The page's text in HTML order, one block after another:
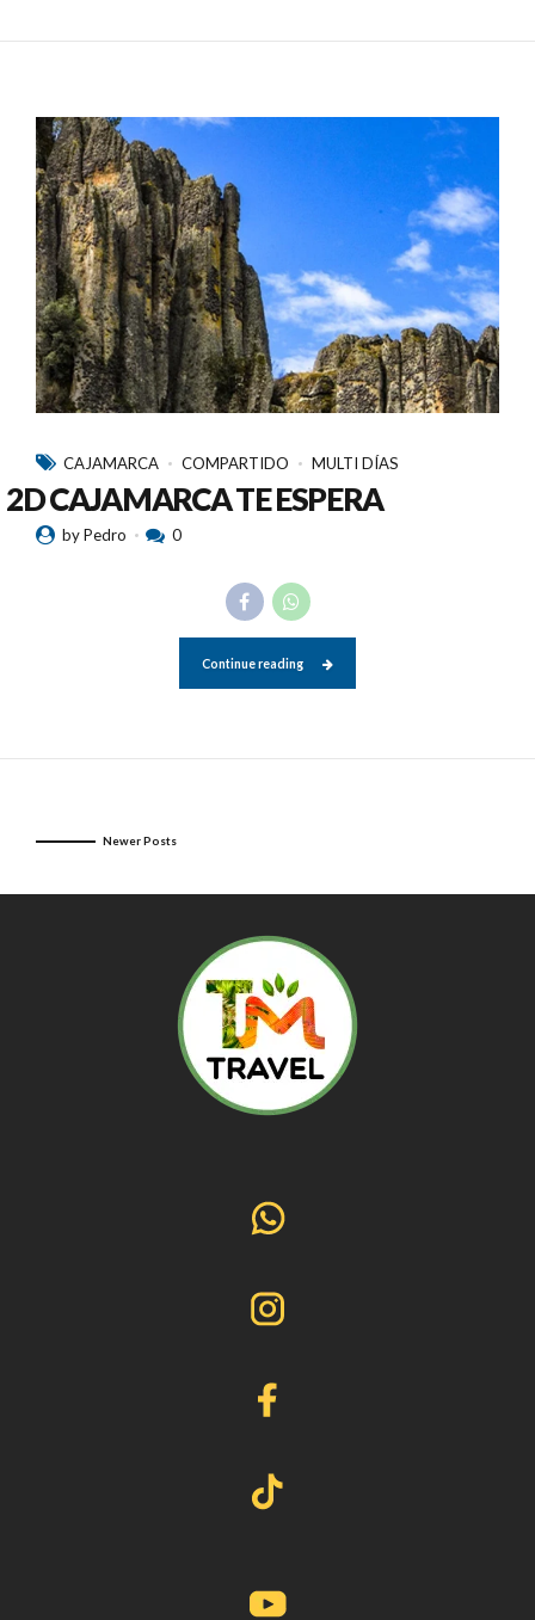
CAJAMARCA COMPARTIDO MULTI DÍAS
2D CAJAMARCA TE ESPERA
by Pedro 0
Continue reading
Newer Posts